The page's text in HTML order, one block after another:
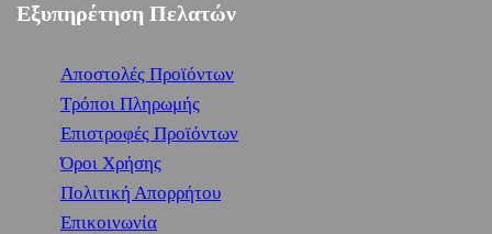
Εξυπηρέτηση Πελατών
Αποστολές Προϊόντων
Τρόποι Πληρωμής
Επιστροφές Προϊόντων
Όροι Χρήσης
Πολιτική Απορρήτου
Επικοινωνία